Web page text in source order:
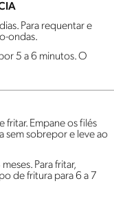
Para requentar e
ondas.
5 a 6 minutos. O
fritar. Empane os filés
sem sobrepor e leve ao
Para fritar,
de fritura para 6 a 7